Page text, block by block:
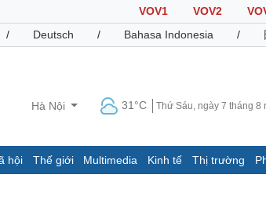
VOV1 VOV2
/ Deutsch / Bahasa Indonesia /
Hà Nội 31°C Thứ Sáu, ngày 7 tháng 8
hội Thế giới Multimedia Kinh tế Thị trường